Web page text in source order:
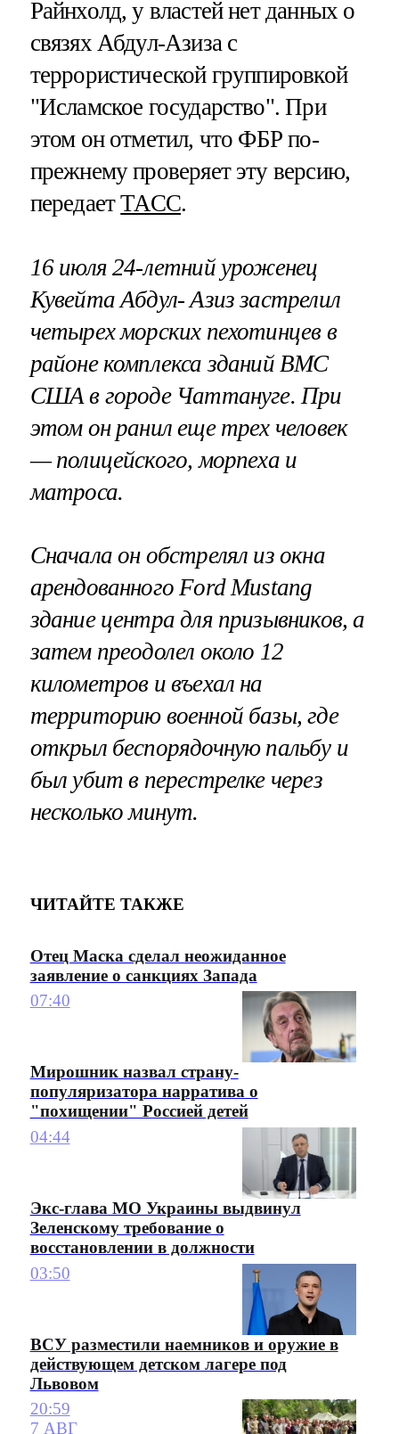
Райнхолд, у властей нет данных о
связях Абдул-Азиза с
террористической группировкой
"Исламское государство". При
этом он отметил, что ФБР по-
прежнему проверяет эту версию,
передаетТАСС.
16 июля 24-летний уроженец
Кувейта Абдул- Азиз застрелил
четырех морских пехотинцев в
районе комплекса зданий ВМС
США в городе Чаттануге. При
этом он ранил еще трех человек
— полицейского, морпеха и
матроса.
Сначала он обстрелял из окна
арендованного Ford Mustang
здание центра для призывников, а
затем преодолел около 12
километров и въехал на
территорию военной базы, где
открыл беспорядочную пальбу и
был убит в перестрелке через
несколько минут.
ЧИТАЙТЕ ТАКЖЕ
Отец Маска сделал неожиданное
заявление о санкциях Запада
07:40
Мирошник назвал страну-
популяризатора нарратива о
"похищении" Россией детей
04:44
Экс-глава МО Украины выдвинул
Зеленскому требование о
восстановлении в должности
03:50
ВСУ разместили наемников и оружие в
действующем детском лагере под
Львовом
20:59
7 АВГ